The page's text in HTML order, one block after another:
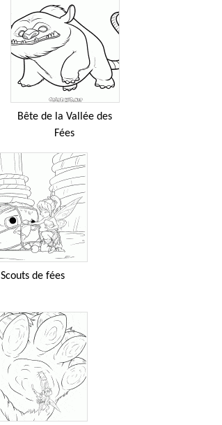
Bête de la Vallée des
Fées
Scouts de fées